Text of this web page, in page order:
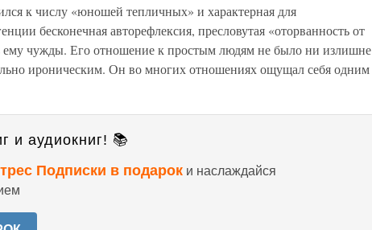
к числу «юношей тепличных» и характерная для
бесконечная авторефлексия, пресловутая «оторванность от
ему чужды. Его отношение к простым людям не было ни излишне
ироническим. Он во многих отношениях ощущал себя одним
и аудиокниг! 📚
Подписки в подарок и наслаждайся